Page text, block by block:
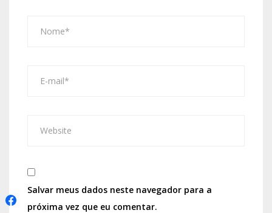
Salvar meus dados neste navegador para a
próxima vez que eu comentar.